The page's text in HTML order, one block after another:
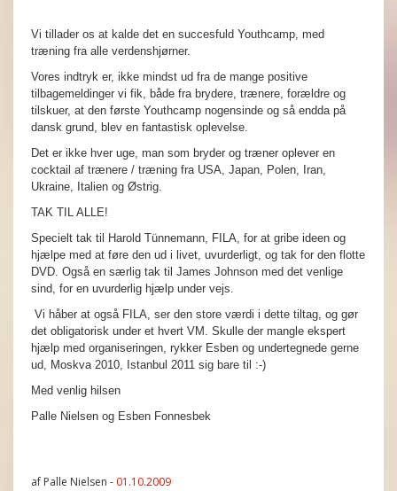
Vi tillader os at kalde det en succesfuld Youthcamp, med
træning fra alle verdenshjørner.
Vores indtryk er, ikke mindst ud fra de mange positive
tilbagemeldinger vi fik, både fra brydere, trænere, forældre og
tilskuer, at den første Youthcamp nogensinde og så endda på
dansk grund, blev en fantastisk oplevelse.
Det er ikke hver uge, man som bryder og træner oplever en
cocktail af trænere / træning fra USA, Japan, Polen, Iran,
Ukraine, Italien og Østrig.
TAK TIL ALLE!
Specielt tak til Harold Tünnemann, FILA, for at gribe ideen og
hjælpe med at føre den ud i livet, uvurderligt, og tak for den flotte
DVD. Også en særlig tak til James Johnson med det venlige
sind, for en uvurderlig hjælp under vejs.
Vi håber at også FILA, ser den store værdi i dette tiltag, og gør
det obligatorisk under et hvert VM. Skulle der mangle ekspert
hjælp med organiseringen, rykker Esben og undertegnede gerne
ud, Moskva 2010, Istanbul 2011 sig bare til :-)
Med venlig hilsen
Palle Nielsen og Esben Fonnesbek
af Palle Nielsen - 01.10.2009